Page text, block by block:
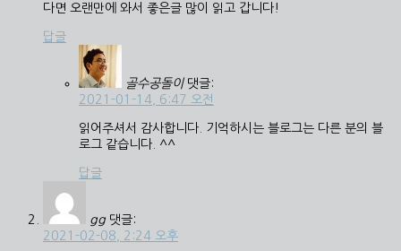
다면 오랜만에 와서 좋은글 많이 읽고 갑니다!
답글
골수공돌이 댓글:
2021-01-14, 6:47 오전
읽어주셔서 감사합니다. 기억하시는 블로그는 다른 분의 블
로그 같습니다. ^^
답글
gg 댓글:
2021-02-08, 2:24 오후